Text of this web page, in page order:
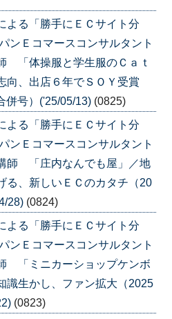
よる「勝手にＥＣサイト分
Ｅコマースコンサルタント
「体操服と学生服のＣａｔ
向、出店６年でＳＯＹ受賞
併号）('25/05/13) (0825)
よる「勝手にＥＣサイト分
Ｅコマースコンサルタント
師 「庄内なんでも屋」／地
る、新しいＥＣのカタチ（20
28) (0824)
よる「勝手にＥＣサイト分
Ｅコマースコンサルタント
「ミニカーショップケンボ
識生かし、ファン拡大（2025
(0823)